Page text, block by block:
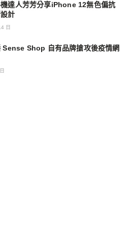
達人芳芳分享iPhone 12無色偏抗
計
日
Sense Shop 自有品牌搶攻後疫情網